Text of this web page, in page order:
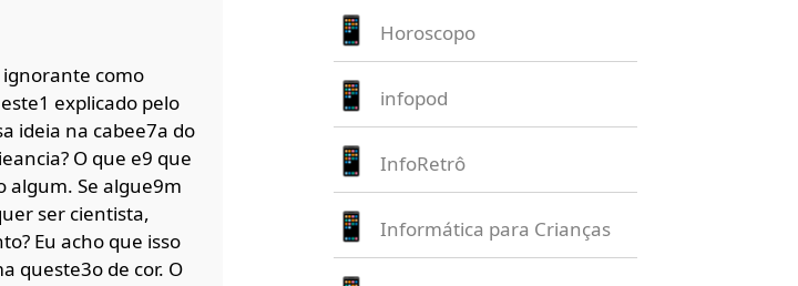
como
explicado pelo
ideia na cabee7a do
O que e9 que
algum. Se algue9m
ser cientista,
Eu acho que isso
queste3o de cor. O
Horoscopo
infopod
InfoRetrô
Informática para Crianças